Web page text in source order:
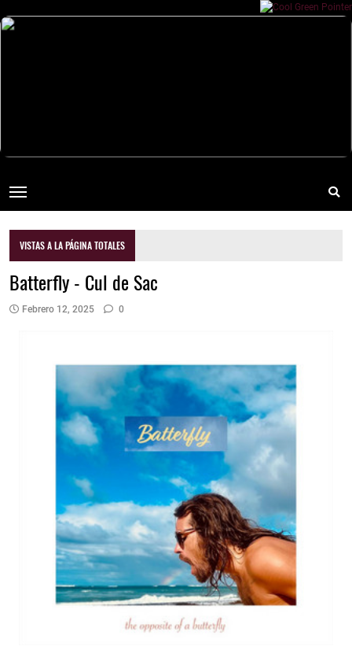
VISTAS A LA PÁGINA TOTALES
Batterfly - Cul de Sac
Febrero 12, 2025 0